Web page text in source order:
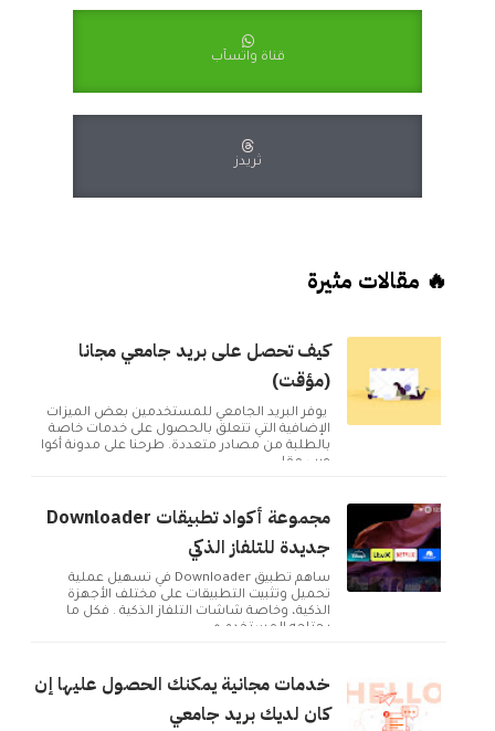
قناة واتسآب
ثريدز
🔥 مقالات مثيرة
كيف تحصل على بريد جامعي مجانا
(مؤقت)
يوفر البريد الجامعي للمستخدمين بعض الميزات
الإضافية التي تتعلق بالحصول على خدمات خاصة
بالطلبة من مصادر متعددة. طرحنا على مدونة أكوا
ويب مقا...
مجموعة أكواد تطبيقات Downloader
جديدة للتلفاز الذكي
ساهم تطبيق Downloader في تسهيل عملية
تحميل وتثبيت التطبيقات على مختلف الأجهزة
الذكية، وخاصة شاشات التلفاز الذكية . فكل ما
يحتاجه المستخدم ه...
خدمات مجانية يمكنك الحصول عليها إن
كان لديك بريد جامعي